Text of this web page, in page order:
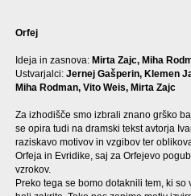
Orfej
Ideja in zasnova: Mirta Zajc, Miha
Ustvarjalci: Jernej Gašperin, Klemen
Miha Rodman, Vito Weis, Mirta Zajc
Za izhodišče smo izbrali znano grško
se opira tudi na dramski tekst avtorja
raziskavo motivov in vzgibov ter
Orfeja in Evridike, saj za Orfejevo
vzrokov.
Preko tega se bomo dotaknili tem, ki